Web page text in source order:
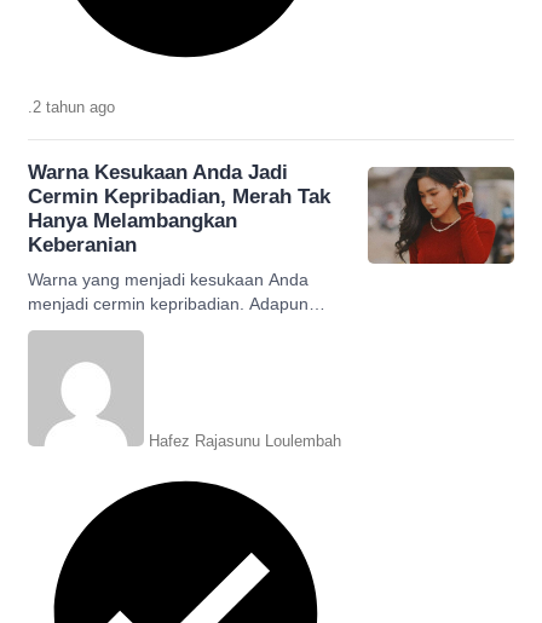
.2 tahun ago
Warna Kesukaan Anda Jadi
Cermin Kepribadian, Merah Tak
Hanya Melambangkan
Keberanian
Warna yang menjadi kesukaan Anda
menjadi cermin kepribadian. Adapun
warna merah tak hanya melambangkan
Hafez Rajasunu Loulembah